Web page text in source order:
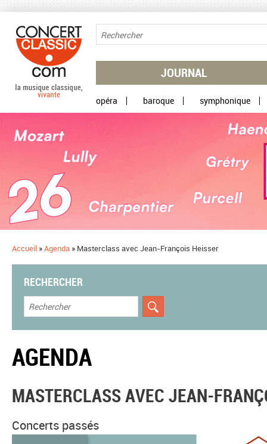
JOURNAL
opéra baroque symphonique
Accueil »Agenda » Masterclass avec Jean-François Heisser
RECHERCHER
AGENDA
MASTERCLASS AVEC JEAN-
Concerts passés